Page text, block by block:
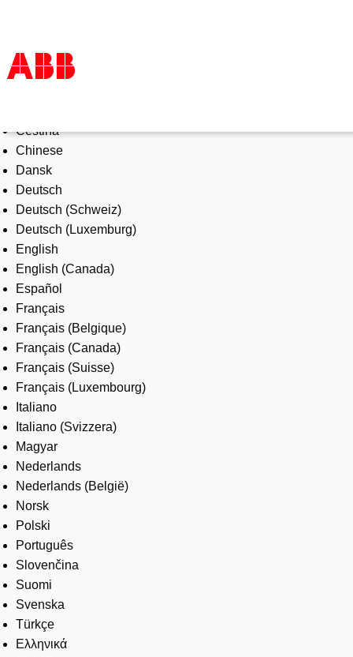
Products & Solutions
Industries
Services
About us
Where to buy
Contact us
Careers
Čeština
Chinese
Dansk
Deutsch
Deutsch (Schweiz)
Deutsch (Luxemburg)
English
English (Canada)
Español
Français
Français (Belgique)
Français (Canada)
Français (Suisse)
Français (Luxembourg)
Italiano
Italiano (Svizzera)
Magyar
Nederlands
Nederlands (België)
Norsk
Polski
Português
Slovenčina
Suomi
Svenska
Türkçe
Ελληνικά